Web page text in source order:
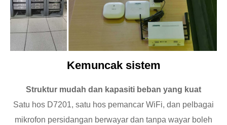
Kemuncak sistem
Struktur mudah dan kapasiti beban yang kuat
Satu hos D7201, satu hos pemancar WiFi, dan pelbagai
mikrofon persidangan berwayar dan tanpa wayar boleh